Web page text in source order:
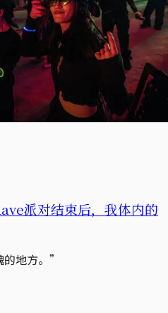
派对结束后，我体内的
地方。”